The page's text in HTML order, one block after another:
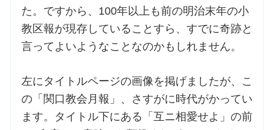
た。ですから、100年以上も前の明治末年の小
教区報が現存していることすら、すでに奇跡と
言ってよいようなことなのかもしれません。
左にタイトルページの画像を掲げましたが、こ
の「関口教会月報」、さすがに時代がかってい
ます。タイトル下にある「互ニ相愛せよ」の前